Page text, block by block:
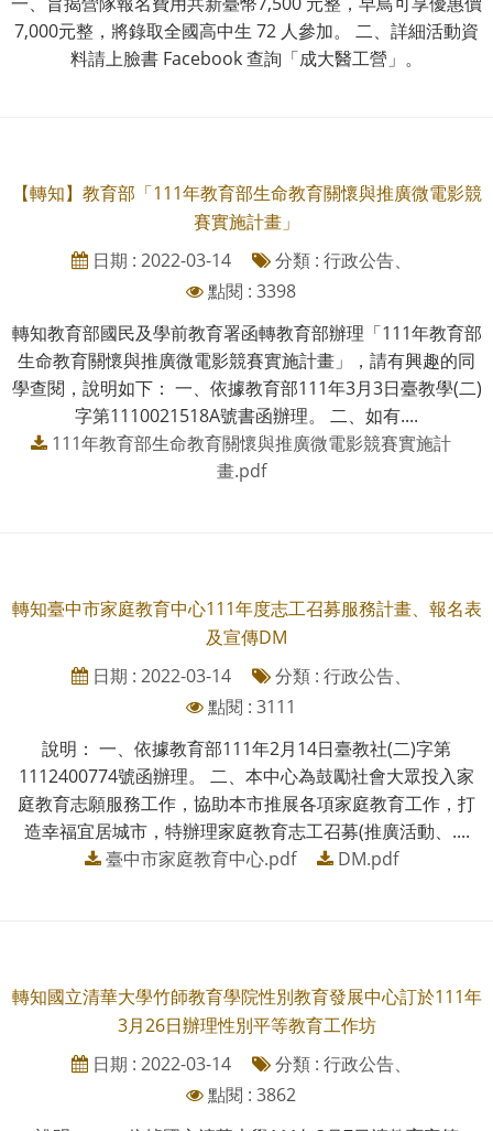
7,000元整，將錄取全國高中生 72 人參加。 二、詳細活動資
料請上臉書 Facebook 查詢「成大醫工營」。
【轉知】教育部「111年教育部生命教育關懷與推廣微電影競
賽實施計畫」
日期 : 2022-03-14
分類 : 行政公告、
點閱 : 3398
轉知教育部國民及學前教育署函轉教育部辦理「111年教育部
生命教育關懷與推廣微電影競賽實施計畫」，請有興趣的同
學查閱，說明如下： 一、依據教育部111年3月3日臺教學(二)
字第1110021518A號書函辦理。 二、如有....
111年教育部生命教育關懷與推廣微電影競賽實施計
畫.pdf
轉知臺中市家庭教育中心111年度志工召募服務計畫、報名表
及宣傳DM
日期 : 2022-03-14
分類 : 行政公告、
點閱 : 3111
說明： 一、依據教育部111年2月14日臺教社(二)字第
1112400774號函辦理。 二、本中心為鼓勵社會大眾投入家
庭教育志願服務工作，協助本市推展各項家庭教育工作，打
造幸福宜居城市，特辦理家庭教育志工召募(推廣活動、....
臺中市家庭教育中心.pdf
DM.pdf
轉知國立清華大學竹師教育學院性別教育發展中心訂於111年
3月26日辦理性別平等教育工作坊
日期 : 2022-03-14
分類 : 行政公告、
點閱 : 3862